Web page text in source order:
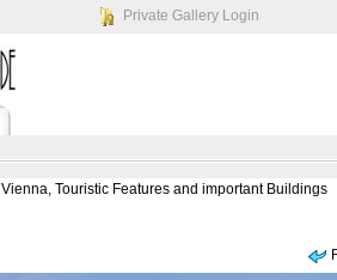
Private Gallery Login
Vienna, Touristic Features and important Buildings